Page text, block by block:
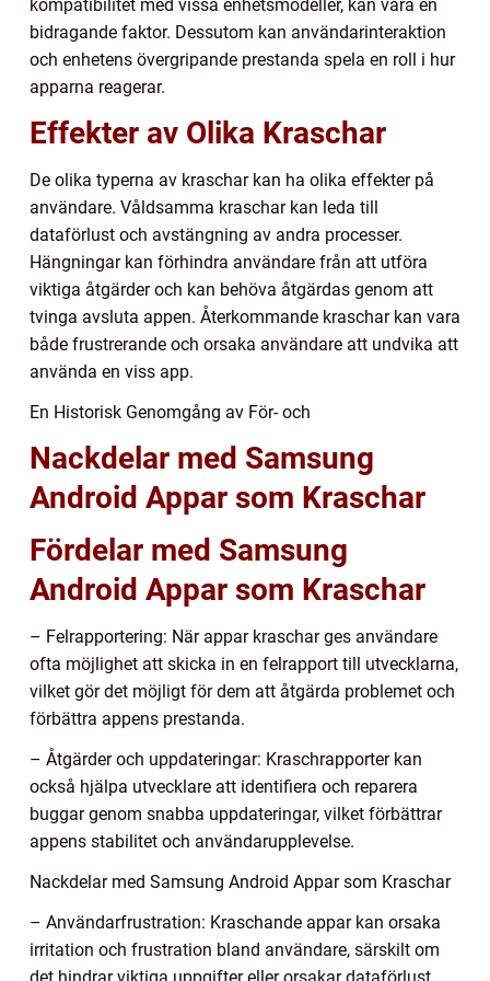
kompatibilitet med vissa enhetsmodeller, kan vara en
bidragande faktor. Dessutom kan användarinteraktion
och enhetens övergripande prestanda spela en roll i hur
apparna reagerar.
Effekter av Olika Kraschar
De olika typerna av kraschar kan ha olika effekter på
användare. Våldsamma kraschar kan leda till
dataförlust och avstängning av andra processer.
Hängningar kan förhindra användare från att utföra
viktiga åtgärder och kan behöva åtgärdas genom att
tvinga avsluta appen. Återkommande kraschar kan vara
både frustrerande och orsaka användare att undvika att
använda en viss app.
En Historisk Genomgång av För- och
Nackdelar med Samsung
Android Appar som Kraschar
Fördelar med Samsung
Android Appar som Kraschar
– Felrapportering: När appar kraschar ges användare
ofta möjlighet att skicka in en felrapport till utvecklarna,
vilket gör det möjligt för dem att åtgärda problemet och
förbättra appens prestanda.
– Åtgärder och uppdateringar: Kraschrapporter kan
också hjälpa utvecklare att identifiera och reparera
buggar genom snabba uppdateringar, vilket förbättrar
appens stabilitet och användarupplevelse.
Nackdelar med Samsung Android Appar som Kraschar
– Användarfrustration: Kraschande appar kan orsaka
irritation och frustration bland användare, särskilt om